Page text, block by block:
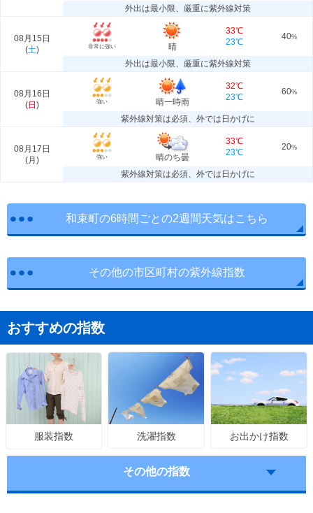
外出は最小限、厳重に紫外線対策
08月15日
(土) 非常に強い 晴
33℃
23℃
40%
外出は最小限、厳重に紫外線対策
08月16日
(日 ) 強い 晴一時雨
32℃
23℃
60%
紫外線対策は必須、外では日かげに
08月17日
(月 ) 強い 晴のち曇
33℃
23℃
20%
紫外線対策は必須、外では日かげに
和束町の6時間ごとの2週間天気はこちら
その他の市区町村の紫外線指数
おすすめの指数
服装指数 洗濯指数 お出かけ指数
その他の指数